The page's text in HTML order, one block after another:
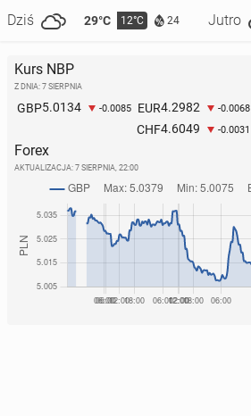
Dziś 29°C 12°C 24 Jutro
Kurs NBP
Z DNIA: 7 SIERPNIA
GBP5.0134 -0.0085 EUR4.2982 -0.0068
CHF4.6049 -0.0031
Forex
AKTUALIZACJA: 7 SIERPNIA, 22:00